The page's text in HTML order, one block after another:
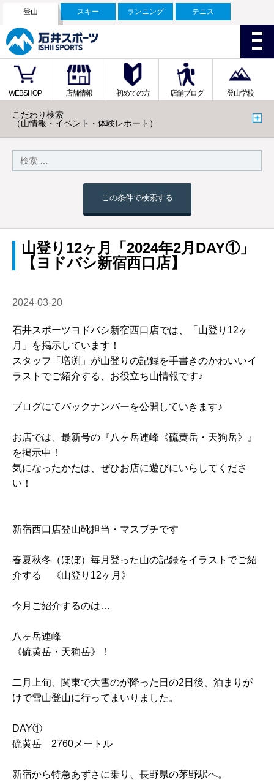
登山 スキー ランニング テニス
WEBSHOP 店舗情報 初めての方 店舗ブログ 登山学校
こだわり検索
（山情報・イベント・体験レポート）
この条件で検索する
山登り12ヶ月「2024年2月DAY①」
【ヨドバシ新宿西口店】
2024-03-20
石井スポーツヨドバシ新宿西口店では、「山登り12ヶ
月」を掲示しています！
スタッフ「増渕」が山登りの記録を手書きのかわいいイ
ラストでご紹介する、お役立ち山情報です♪
ブログにてバックナンバーを公開していきます♪
お店では、最新号の『八ヶ岳連峰《硫黄岳・天狗岳》』
を掲示中！
気になったかたは、ぜひお店に遊びにいらしてくださ
い！
新宿西口店登山靴担当・マスブチです
春夏秋冬（ほぼ）毎月登った山の記録をイラストでご紹
介する 《山登り12ヶ月》
今月ご紹介するのは…
八ヶ岳連峰
《硫黄岳・天狗岳》！
二月上旬、関東で大雪のが降った日の2日後、泊まりが
けで雪山登山に行ってまいりました。
DAY①
硫黄岳 2760メートル
新宿から特急あずさに乗り、長野県の茅野駅へ。